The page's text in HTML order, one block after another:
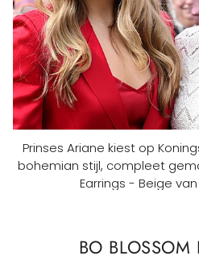
Prinses Ariane kiest op
bohemian stijl, compleet
Earrings - Beige
BO BLOSSOM